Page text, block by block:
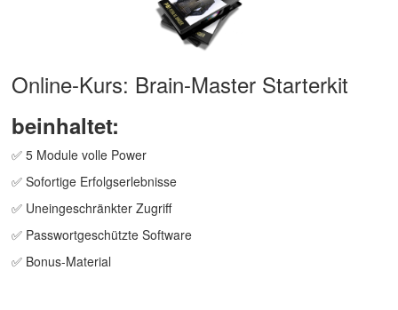
Online-Kurs: Brain-Master Starterkit
beinhaltet:
✅ 5 Module volle Power
✅ Sofortige Erfolgserlebnisse
✅ Uneingeschränkter Zugriff
✅ Passwortgeschützte Software
✅ Bonus-Material